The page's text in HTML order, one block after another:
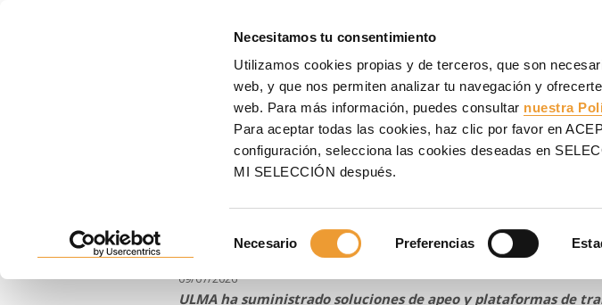
Necesitamos tu consentimiento
Utilizamos cookies propias y de terceros, que son
web, y que nos permiten analizar tu navegación y
web. Para más información, puedes consultar nuestra
Para aceptar todas las cookies, haz clic por favor en
configuración, selecciona las cookies deseadas en
MI SELECCIÓN después.
de
Necesario Preferencias
MOLDAJES
ULMA participa en uno de los mayores proyectos de almacenamiento de potasa de Canadá
ULMA participa en uno de
proyectos de
Canadá
09/07/2026
ULMA ha suministrado soluciones de apeo y plataformas de